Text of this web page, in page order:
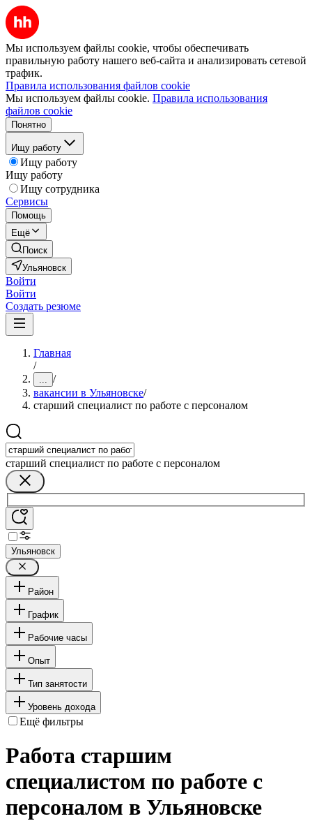
Мы используем файлы cookie, чтобы обеспечивать
правильную работу нашего веб-сайта и анализировать сетевой
трафик.
Правила использования файлов cookie
Мы используем файлы cookie. Правила использования
файлов cookie
Понятно
Ищу работу
Ищу работу
Ищу работу
Ищу сотрудника
Сервисы
Помощь
Ещё
Поиск
Ульяновск
Войти
Войти
Создать резюме
Главная
/
... /
вакансии в Ульяновске/
старший специалист по работе с персоналом
старший специалист по работе с персоналом
Ульяновск
Район
График
Рабочие часы
Опыт
Тип занятости
Уровень дохода
Ещё фильтры
Работа старшим
специалистом по работе с
персоналом в Ульяновске